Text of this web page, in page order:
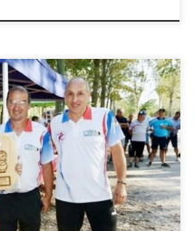
du Congrès National
32 équipes fut une réussite
de
sports, tous les acteurs
Un seul regret